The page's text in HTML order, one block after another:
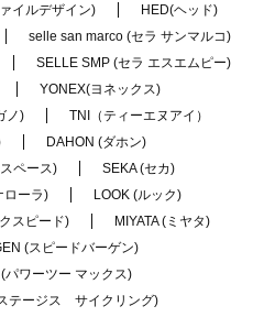
イルデザイン)
HED(ヘッド)
selle san marco (セラ サンマルコ)
SELLE SMP (セラ エスエムピー)
YONEX(ヨネックス)
ノ)
TNI（ティーエヌアイ）
DAHON (ダホン)
ペース)
SEKA (セカ)
ローラ)
LOOK (ルック)
スピード)
MIYATA (ミヤタ)
(スピードバーゲン)
パワーツー マックス)
テージス サイクリング)